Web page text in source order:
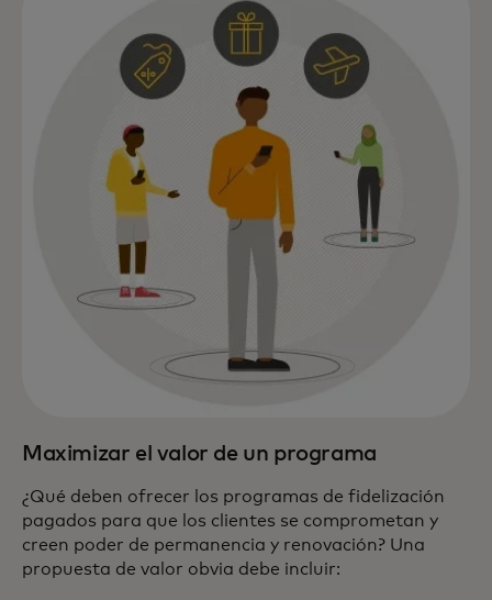
Maximizar el valor de un programa
¿Qué deben ofrecer los programas de fidelización
pagados para que los clientes se comprometan y
creen poder de permanencia y renovación? Una
propuesta de valor obvia debe incluir: